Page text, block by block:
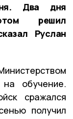
Два дня
решил
Руслан
обучение.
сражался
получил